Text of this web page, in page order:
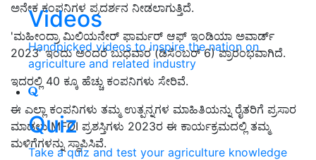
Videos
Handpicked videos to inspire the nation on
agriculture and related industry
Quiz
Take a quiz and test your agriculture knowledge
ಅನೇಕ ಕಂಪನಿಗಳ ಪ್ರದರ್ಶನ ನೀಡಲಾಗುತ್ತಿದೆ.
'ಮಹೀಂದ್ರಾ ಮಿಲಿಯನೇರ್ ಫಾರ್ಮರ್ ಆಫ್ ಇಂಡಿಯಾ ಅವಾರ್ಡ್
2023' ಇಂದು ಅಂದರೆ ಬುಧವಾರ (ಡಿಸೆಂಬರ್ 6) ಪ್ರಾರಂಭವಾಗಿದೆ.
ಇದರಲ್ಲಿ 40 ಕ್ಕೂ ಹೆಚ್ಚು ಕಂಪನಿಗಳು ಸೇರಿವೆ.
ಈ ಎಲ್ಲಾ ಕಂಪನಿಗಳು ತಮ್ಮ ಉತ್ಪನ್ನಗಳ ಮಾಹಿತಿಯನ್ನು ರೈತರಿಗೆ ಪ್ರಸಾರ
ಮಾಡಲು MFOI ಪ್ರಶಸ್ತಿಗಳು 2023ರ ಈ ಕಾರ್ಯಕ್ರಮದಲ್ಲಿ ತಮ್ಮ
ಮಳಿಗೆಗಳನ್ನು ಸ್ಥಾಪಿಸಿವೆ.